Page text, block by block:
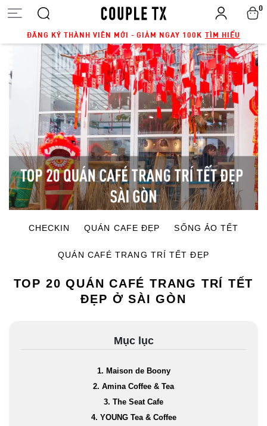
ĐĂNG KÝ THÀNH VIÊN MỚI - GIẢM NGAY 100K TÌM HIỂU
0
CHECKIN QUÁN CAFE ĐẸP SỐNG ẢO TẾT
QUÁN CAFÉ TRANG TRÍ TẾT ĐẸP
TOP 20 QUÁN CAFÉ TRANG TRÍ TẾT
ĐẸP Ở SÀI GÒN
Mục lục
1. Maison de Boony
2. Amina Coffee & Tea
3. The Seat Cafe
4. YOUNG Tea & Coffee